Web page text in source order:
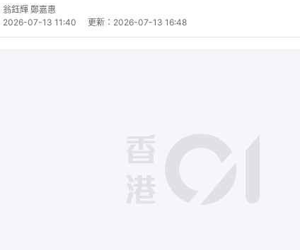
翁鈺輝 鄭嘉惠
2026-07-13 11:40 更新： 2026-07-13 16:48